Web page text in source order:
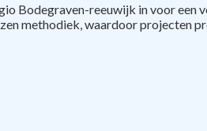
Bodegraven-reeuwijk in voor een
methodiek, waardoor projecten